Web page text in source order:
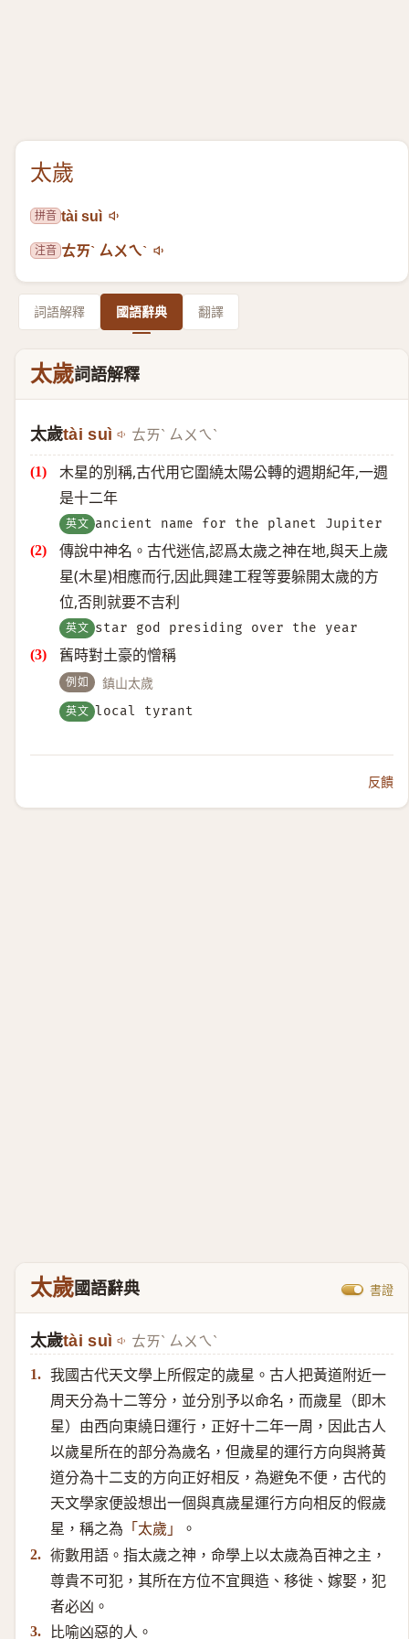
太歲
拼音 tài suì
注音 ㄊㄞˋ ㄙㄨㄟˋ
詞語解釋 國語辭典 翻譯
太歲詞語解釋
太歲tài suì ㄊㄞˋ ㄙㄨㄟˋ
木星的別稱,古代用它圍繞太陽公轉的週期紀年,一週
是十二年
英文 ancient name for the planet Jupiter
傳說中神名。古代迷信,認爲太歲之神在地,與天上歲
星(木星)相應而行,因此興建工程等要躲開太歲的方
位,否則就要不吉利
英文 star god presiding over the year
舊時對土豪的憎稱
例如 鎮山太歲
英文 local tyrant
反饋
太歲國語辭典 書證
太歲tài suì ㄊㄞˋ ㄙㄨㄟˋ
1. 我國古代天文學上所假定的歲星。古人把黃道附近一
周天分為十二等分，並分別予以命名，而歲星（即木
星）​由西向東繞日運行，正好十二年一周，因此古人
以歲星所在的部分為歲名，但歲星的運行方向與將黃
道分為十二支的方向正好相反，為避免不便，古代的
天文學家便設想出一個與真歲星運行方向相反的假歲
星，稱之為 「太歲」 。
2. 術數用語。指太歲之神，命學上以太歲為百神之主，
尊貴不可犯，其所在方位不宜興造、移徙、嫁娶，犯
者必凶。
3. 比喻凶惡的人。